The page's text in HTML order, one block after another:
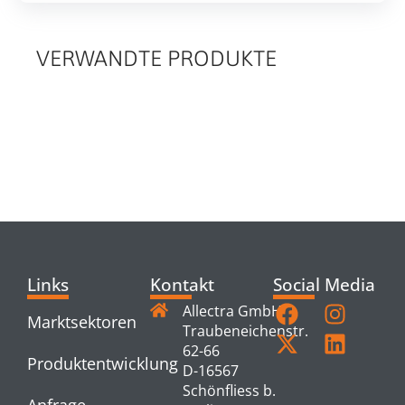
VERWANDTE PRODUKTE
Links
Marktsektoren
Produktentwicklung
Kontakt
Allectra GmbH
Traubeneichenstr.
62-66
D-16567
Schönfliess b.
Social Media